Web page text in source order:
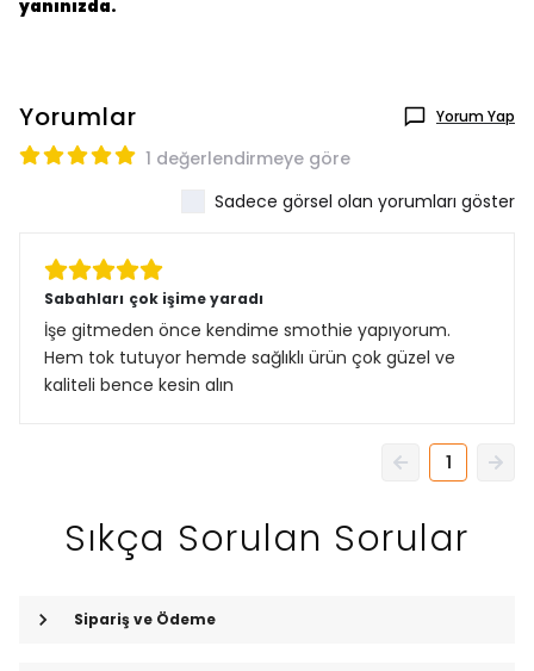
yanınızda.
Yorumlar Yorum Yap
1 değerlendirmeye göre
Sadece görsel olan yorumları göster
Sabahları çok işime yaradı
İşe gitmeden önce kendime smothie yapıyorum.
Hem tok tutuyor hemde sağlıklı ürün çok güzel ve
kaliteli bence kesin alın
1
Sıkça Sorulan Sorular
Sipariş ve Ödeme